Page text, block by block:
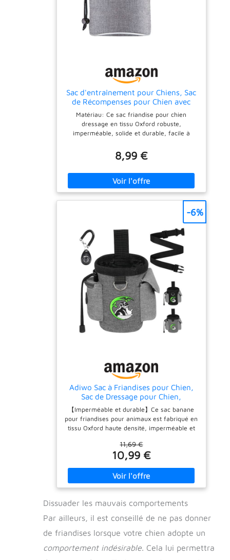
conçues avec des ingrédients de haute
qualité, sans céréales, sans OGM, sans
colorants ni arômes artificiels. COMPOSITION
: Agneau 36%, pois séchés 34%, glycérine
Sac d'entraînement pour Chiens, Sac
de Récompenses pour Chien avec
Distributeur de Sacs à Crotte et
Ceinture Ajustable (Gris)
Matériau: Ce sac friandise pour chien
dressage en tissu Oxford robuste,
imperméable, solide et durable, facile à
pour chien est de 15 × 14,5 cm/5,9 × 5,7
pouces, ce qui peut contenir des collations ou
Pratique: La sac à friandises peut être
facilement ouverte et fermée avec le cordon
est également très pratique. Ajuster: Livré
avec une ceinture réglable qui s'ajuste
arbitrairement devant 60-120 cm et se fixe
facilement à la ceinture via le clip de
ceinture du pochette dressage chien.
Utilisation: La pochette friandise chien est
parfaite pour se clipser à votre ceinture ou à
votre taille lorsque vous êtes en
déplacement, et la grande ouverture permet
d'atteindre facilement vos collations.
8,99 €
Adiwo Sac à Friandises pour Chien,
Sac de Dressage pour Chien,
Pochette de Dressage pour Chien,
Pochette pour Chien avec
Distributeur de Sacs, Aves Clicker de
Dressages, Gris
【Imperméable et durable】Ce sac banane
pour friandises pour animaux est fabriqué en
tissu Oxford haute densité, imperméable et
à l'humidité extérieure et aux débris
alimentaires. Ce tissu dense est résistant à
durable et indéformable au quotidien. Il allie
légèreté et durabilité. 【Deux options de
animaux se porte avec une ceinture réglable
cm. Il peut également être attaché à un sac à
dos ou à un pantalon grâce à son clip arrière.
Les deux options sont simples et faciles à
utiliser, permettant de trouver facilement la
taille idéale. 【Conception pratique】Ce sac à
11,69 €
10,99 €
-6%
Dissuader les mauvais comportements
Par ailleurs, il est conseillé de ne pas donner
de friandises lorsque votre chien adopte un
comportement indésirable. Cela lui permettra